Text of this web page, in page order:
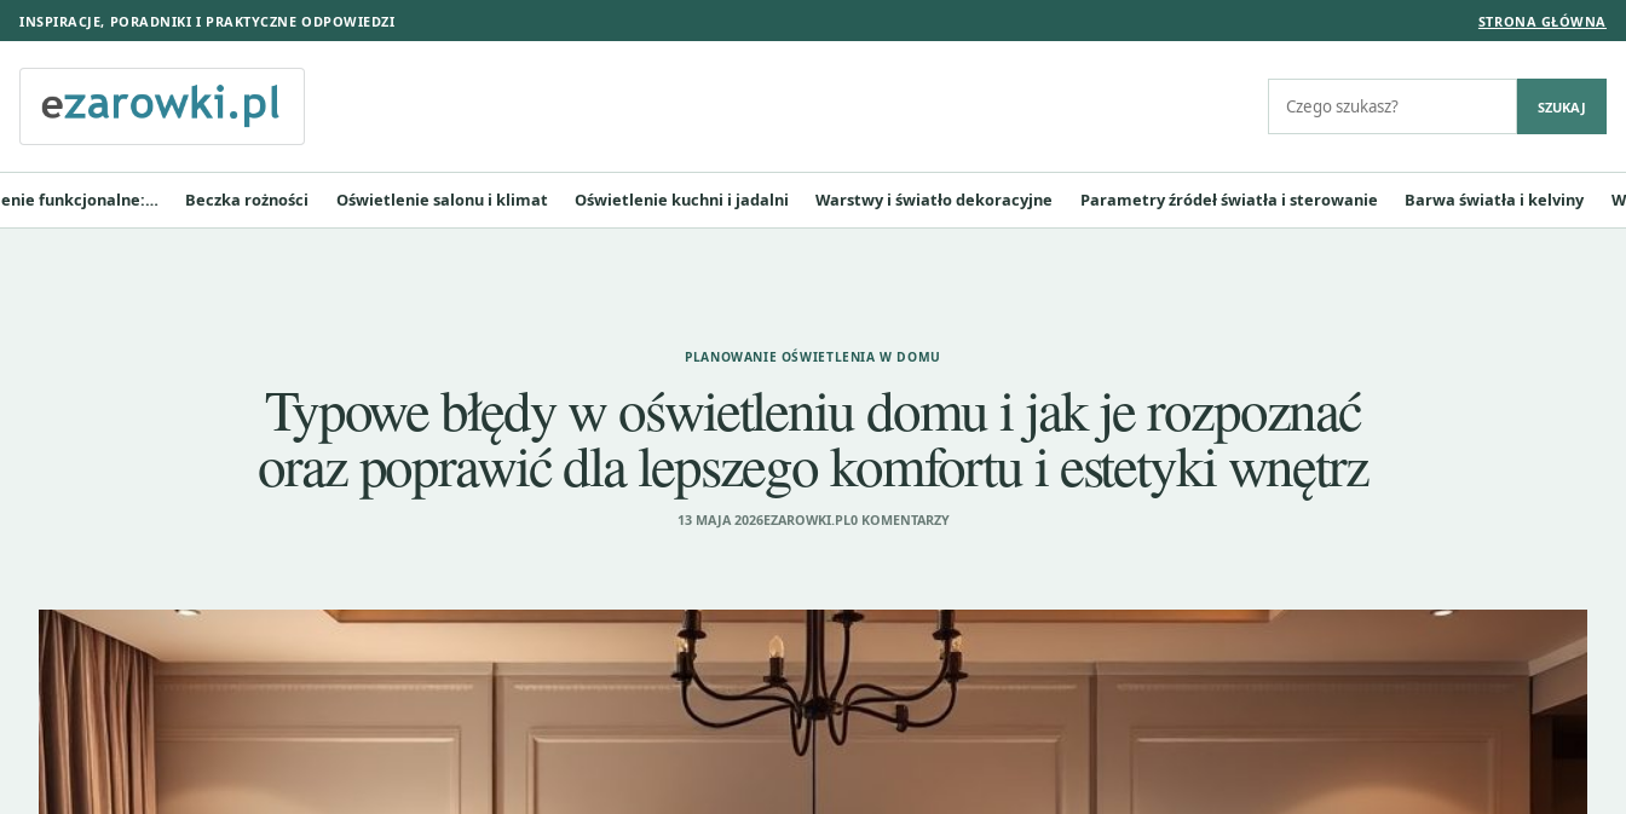
INSPIRACJE, PORADNIKI I PRAKTYCZNE ODPOWIEDZI STRONA GŁÓWNA
SZUKAJ
funkcjonalne:… Beczka rożności Oświetlenie salonu i klimat Oświetlenie kuchni i jadalni Warstwy i światło dekoracyjne Parametry źródeł światła i sterowanie Barwa światła i kelviny
PLANOWANIE OŚWIETLENIA W DOMU
Typowe błędy w oświetleniu domu i jak je rozpoznać
oraz poprawić dla lepszego komfortu i estetyki wnętrz
13 MAJA 2026EZAROWKI.PL0 KOMENTARZY